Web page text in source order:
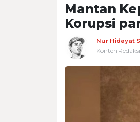
Mantan
Korupsi
Nur Hidayat
Konten